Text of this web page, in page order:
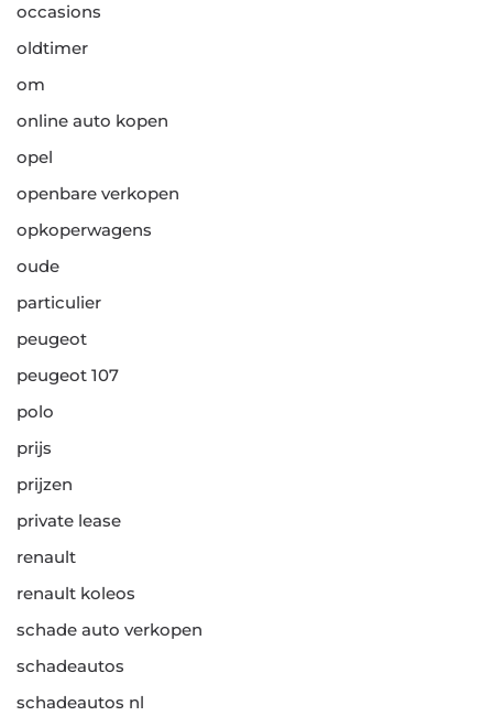
occasions
oldtimer
om
online auto kopen
opel
openbare verkopen
opkoperwagens
oude
particulier
peugeot
peugeot 107
polo
prijs
prijzen
private lease
renault
renault koleos
schade auto verkopen
schadeautos
schadeautos nl